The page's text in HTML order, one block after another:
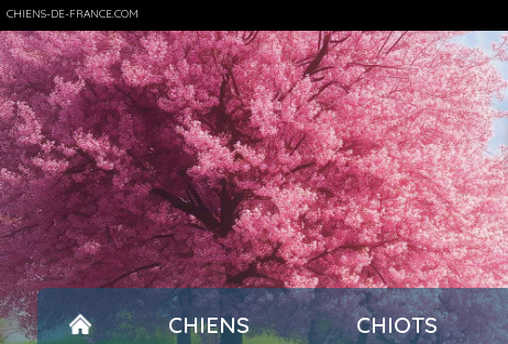
CHIENS-DE-FRANCE.COM
CHIENS CHIOTS